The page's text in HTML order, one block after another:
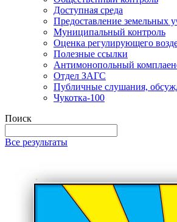
Доступная среда
Предоставление земельных
Муниципальный контроль
Оценка регулирующего
Полезные ссылки
Антимонопольный
Отдел ЗАГС
Публичные слушания,
Чукотка-100
Поиск
Все результаты